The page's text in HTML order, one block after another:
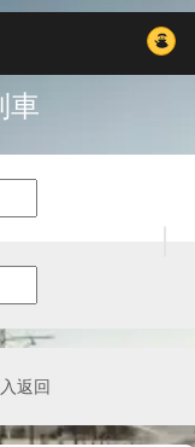
車
返回